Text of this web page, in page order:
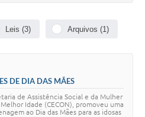
Leis (3) Arquivos (1)
DE DIA DAS MÃES
de Assistência Social e da Mulher
Idade (CECON), promoveu uma
ao Dia das Mães para as idosas